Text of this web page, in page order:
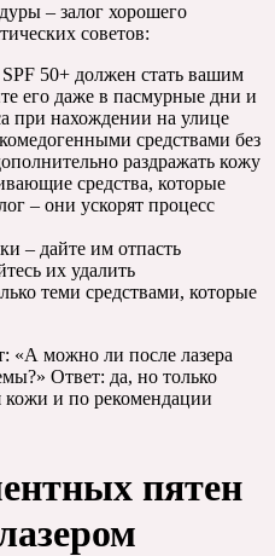
– залог хорошего
советов:
50+ должен стать вашим
его даже в пасмурные дни и
при нахождении на улице
средствами без
раздражать кожу
средства, которые
– они ускорят процесс
– дайте им отпасть
их удалить
теми средствами, которые
можно ли после лазера
Ответ: да, но только
кожи и по рекомендации
пятен